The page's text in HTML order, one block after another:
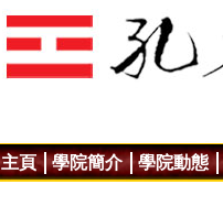
主頁 學院簡介 學院動態